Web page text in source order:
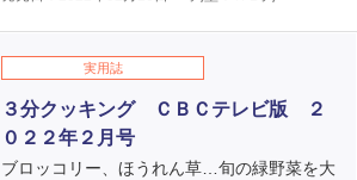
実用誌
３分クッキング ＣＢＣテレビ版 ２
０２２年２月号
ブロッコリー、ほうれん草…旬の緑野菜を大